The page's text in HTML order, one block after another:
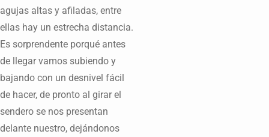
agujas altas y afiladas, entre
ellas hay un estrecha distancia.
Es sorprendente porqué antes
de llegar vamos subiendo y
bajando con un desnivel fácil
de hacer, de pronto al girar el
sendero se nos presentan
delante nuestro, dejándonos